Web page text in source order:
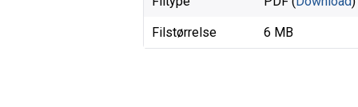
Filstørrelse 6 MB